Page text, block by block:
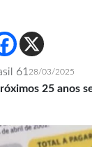
61 28/03/2025
25 anos